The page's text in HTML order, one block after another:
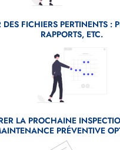
DES FICHIERS PERTINENTS :
RAPPORTS, ETC.
source
LA PROCHAINE
PRÉVENTIVE